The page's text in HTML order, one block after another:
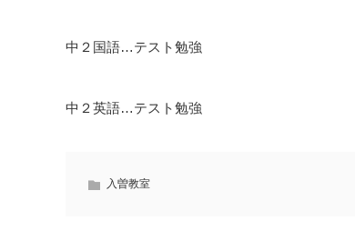
中２国語…テスト勉強
中２英語…テスト勉強
入曽教室